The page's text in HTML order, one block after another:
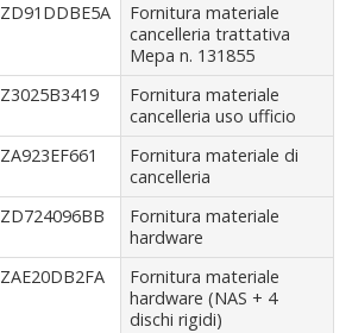
ZD91DDBE5A
Fornitura materiale
cancelleria trattativa
Mepa n. 131855
Z3025B3419
Fornitura materiale
cancelleria uso ufficio
ZA923EF661
Fornitura materiale di
cancelleria
ZD724096BB
Fornitura materiale
hardware
ZAE20DB2FA
Fornitura materiale
hardware (NAS + 4
dischi rigidi)